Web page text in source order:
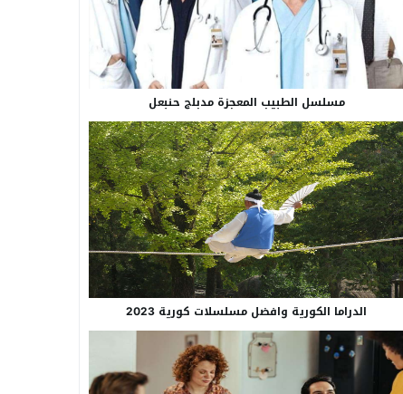
مسلسل الطبيب المعجزة مدبلج حنبعل
الدراما الكورية وافضل مسلسلات كورية 2023